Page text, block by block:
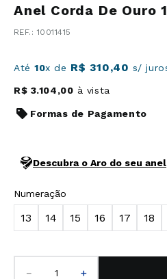
Anel Corda De Ouro
: 10011415
Até10x de R$ 310,40 s/
R$ 3.104,00 à vista
Formas de Pagamento
Descubra o Aro do seu anel
Numeração
13 14 15 16 17 18
＋
－
6º
Argola
7º
Casamento
9º
Pingente
10º Corrente